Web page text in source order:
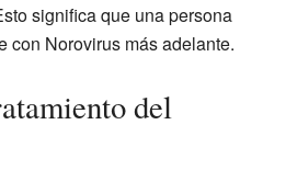
significa que una persona
con Norovirus más adelante.
del